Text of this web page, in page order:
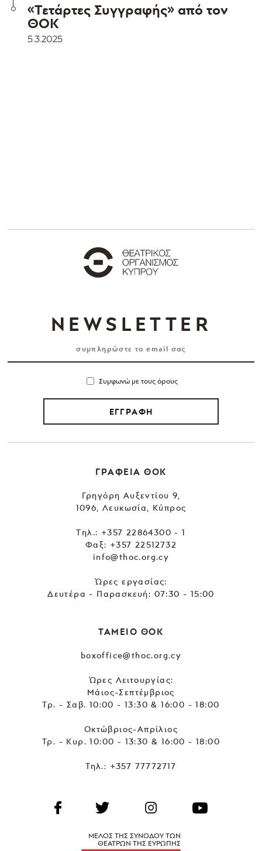
«Τετάρτες Συγγραφής» από τον
ΘΟΚ
5.3.2025
NEWSLETTER
Συμφωνώ με τους όρους
ΕΓΓΡΑΦΗ
ΓΡΑΦΕΙΑ ΘΟΚ
Γρηγόρη Αυξεντίου 9,
1096, Λευκωσία, Κύπρος
Tηλ.: +357 22864300 - 1
Φαξ: +357 22512732
info@thoc.org.cy
Ώρες εργασίας:
Δευτέρα - Παρασκευή: 07:30 - 15:00
ΤΑΜΕΙΟ ΘΟΚ
boxoffice@thoc.org.cy
Ώρες Λειτουργίας:
Μάιος-Σεπτέμβριος
Τρ. - Σαβ. 10:00 - 13:30 & 16:00 - 18:00
Οκτώβριος-Απρίλιος
Τρ. - Κυρ. 10:00 - 13:30 & 16:00 - 18:00
Τηλ.: +357 77772717
ΜΕΛΟΣ ΤΗΣ ΣΥΝΟΔΟΥ ΤΩΝ
ΘΕΑΤΡΩΝ ΤΗΣ ΕΥΡΩΠΗΣ